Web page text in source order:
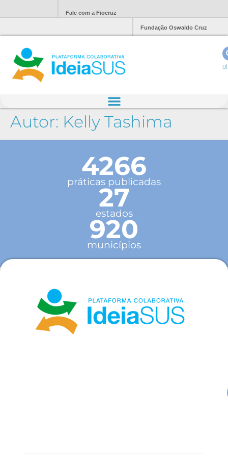
Fale com a Fiocruz
Fundação Oswaldo Cruz
Autor: Kelly Tashima
4266
práticas publicadas
27
estados
920
municípios